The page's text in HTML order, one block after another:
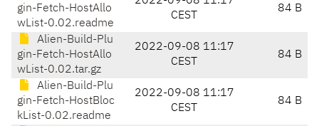
gin-Fetch-HostAllo
wList-0.02.readme
CEST
84 B
Alien-Build-Plu
gin-Fetch-HostAllo
wList-0.02.tar.gz
2022-09-08 11:17
CEST
84 B
Alien-Build-Plu
gin-Fetch-HostBloc
kList-0.02.readme
2022-09-08 11:17
CEST
84 B